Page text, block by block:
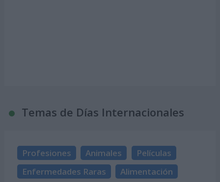
Temas de Días Internacionales
Profesiones Animales
Películas
Enfermedades Raras
Alimentación